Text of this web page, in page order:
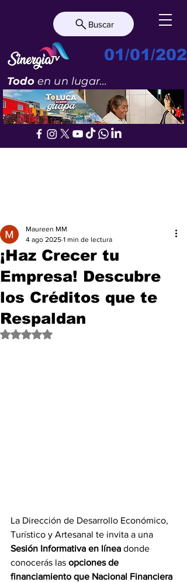
Buscar
01/01/
Todoen un lugar...
¡Haz Crecer tu
Empresa! Descubre
los Créditos que te
Respaldan
Maureen MM
4 ago 2025 1 min de lectura
Obtuvo NaN de 5 estrellas.
La Dirección de Desarrollo Económico,
Turístico y Artesanal te invita a una
Sesión Informativa en línea donde
conocerás las opciones de
financiamiento que Nacional Financiera